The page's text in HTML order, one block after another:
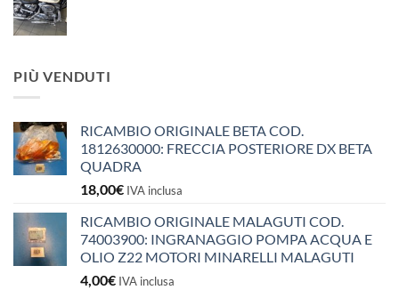
PIÙ VENDUTI
RICAMBIO ORIGINALE BETA COD.
1812630000: FRECCIA POSTERIORE DX BETA
QUADRA
18,00€ IVA inclusa
RICAMBIO ORIGINALE MALAGUTI COD.
74003900: INGRANAGGIO POMPA ACQUA E
OLIO Z22 MOTORI MINARELLI MALAGUTI
4,00€ IVA inclusa